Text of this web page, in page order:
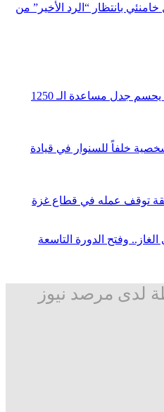
بانتظار “الرد الأخير” من
بيان من التنمية الاجتماعية يحسم جدل مساعدة الـ 1250
خلفاً للسنوار في قيادة
توقف عمله في قطاع غزة
وفتح الدورة التاسعة
لدى مرصد نيوز